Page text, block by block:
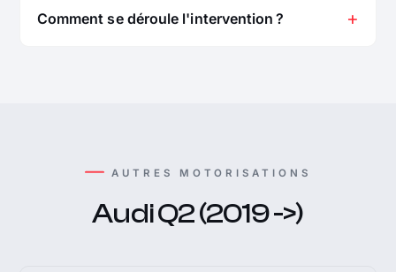
Comment se déroule l'intervention ?
AUTRES MOTORISATIONS
Audi Q2 (2019 ->)